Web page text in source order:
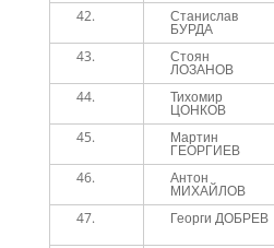
42. Станислав
БУРДА
43. Стоян
ЛОЗАНОВ
44. Тихомир
ЦОНКОВ
45. Мартин
ГЕОРГИЕВ
46. Антон
МИХАЙЛОВ
47. Георги ДОБРЕВ